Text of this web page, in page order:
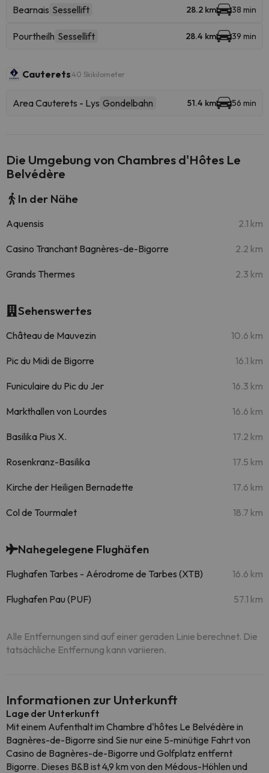
Bearnais Sessellift 28.2 km 38 min
Pourtheilh Sessellift 28.4 km 39 min
Cauterets 40 Skikilometer
Area Cauterets - Lys Gondelbahn 51.4 km 56 min
Die Umgebung von Chambres d'Hôtes Le
Belvédère
In der Nähe
Aquensis 2.1 km
Casino Tranchant Bagnères-de-Bigorre 2.2 km
Grands Thermes 2.3 km
Sehenswertes
Château de Mauvezin 10.6 km
Pic du Midi de Bigorre 16.1 km
Funiculaire du Pic du Jer 16.3 km
Markthallen von Lourdes 16.6 km
Basilika Pius X. 17.2 km
Rosenkranz-Basilika 17.5 km
Kirche der Heiligen Bernadette 17.6 km
Col de Tourmalet 18.7 km
Nahegelegene Flughäfen
Flughafen Tarbes - Aérodrome de Tarbes (XTB) 16.6 km
Flughafen Pau (PUF) 57.1 km
Alle Entfernungen sind auf einer geraden Linie berechnet. Die
tatsächliche Entfernung kann variieren.
Informationen zur Unterkunft
Lage der Unterkunft
Mit einem Aufenthalt im Chambre d'hôtes Le Belvédère in
Bagnères-de-Bigorre sind Sie nur eine 5-minütige Fahrt von
Casino de Bagnères-de-Bigorre und Golfplatz entfernt
Bigorre. Dieses B&B ist 4,9 km von den Médous-Höhlen und